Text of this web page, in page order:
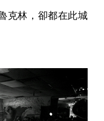
克林，卻都在此城